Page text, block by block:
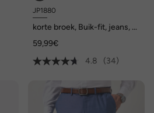
JP1880
korte broek, Buik-fit, jeans, 5-
59,99€
4.8
(34)